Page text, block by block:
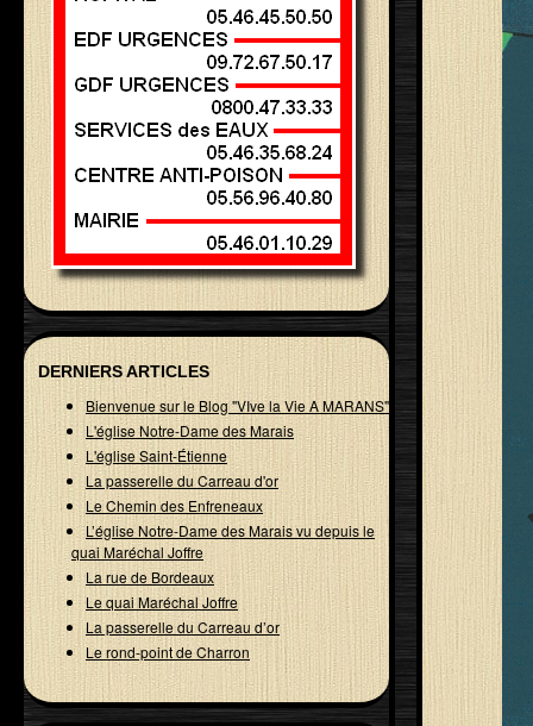
DERNIERS ARTICLES
Bienvenue sur le Blog "VIve la Vie A MARANS"
L'église Notre-Dame des Marais
L'église Saint-Étienne
La passerelle du Carreau d'or
Le Chemin des Enfreneaux
L’église Notre-Dame des Marais vu depuis le
quai Maréchal Joffre
La rue de Bordeaux
Le quai Maréchal Joffre
La passerelle du Carreau d’or
Le rond-point de Charron